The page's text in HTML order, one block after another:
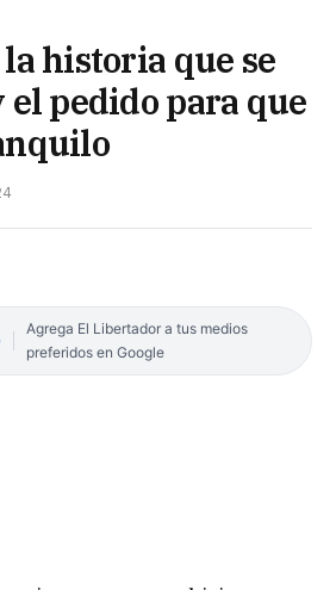
historia que se
pedido para que
Agrega El Libertador a tus medios
preferidos en Google